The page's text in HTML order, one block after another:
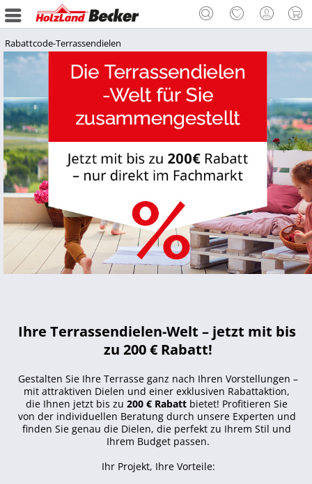
Rabattcode-Terrassendielen
Ihre Terrassendielen-Welt – jetzt mit bis
zu 200 € Rabatt!
Gestalten Sie Ihre Terrasse ganz nach Ihren Vorstellungen –
mit attraktiven Dielen und einer exklusiven Rabattaktion,
die Ihnen jetzt bis zu 200 € Rabatt bietet! Profitieren Sie
von der individuellen Beratung durch unsere Experten und
finden Sie genau die Dielen, die perfekt zu Ihrem Stil und
Ihrem Budget passen.
Ihr Projekt, Ihre Vorteile: